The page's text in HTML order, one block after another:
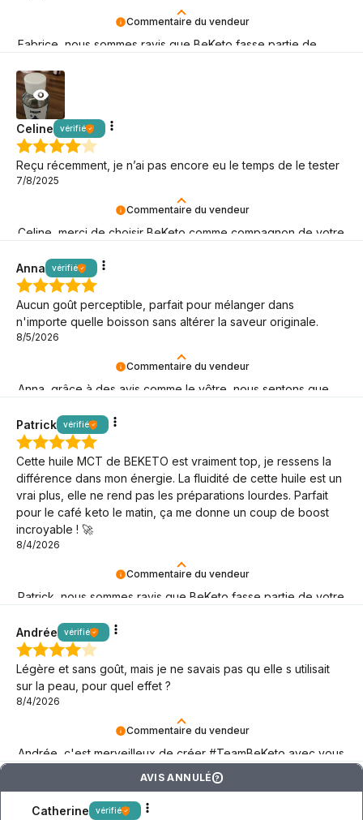
Commentaire du vendeur
Fabrice, nous sommes ravis que BeKeto fasse partie de
Commentaire du vendeur
Celine, merci de choisir BeKeto comme compagnon de votre
Celine vérifié
Reçu récemment, je n’ai pas encore eu le temps de le tester
7/8/2025
Commentaire du vendeur
Anna, grâce à des avis comme le vôtre, nous sentons que
là !
Anna vérifié
Aucun goût perceptible, parfait pour mélanger dans
n'importe quelle boisson sans altérer la saveur originale.
8/5/2026
Commentaire du vendeur
Patrick, nous sommes ravis que BeKeto fasse partie de votre
Patrick vérifié
Cette huile MCT de BEKETO est vraiment top, je ressens la
différence dans mon énergie. La fluidité de cette huile est un
vrai plus, elle ne rend pas les préparations lourdes. Parfait
pour le café keto le matin, ça me donne un coup de boost
incroyable ! 🚀
8/4/2026
Commentaire du vendeur
Andrée, c'est merveilleux de créer #TeamBeKeto avec vous
Andrée vérifié
Légère et sans goût, mais je ne savais pas qu elle s utilisait
sur la peau, pour quel effet ?
8/4/2026
AVIS ANNULÉ ?
Catherine vérifié